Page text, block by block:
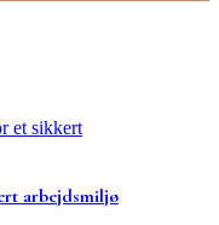
arbejdsmiljø